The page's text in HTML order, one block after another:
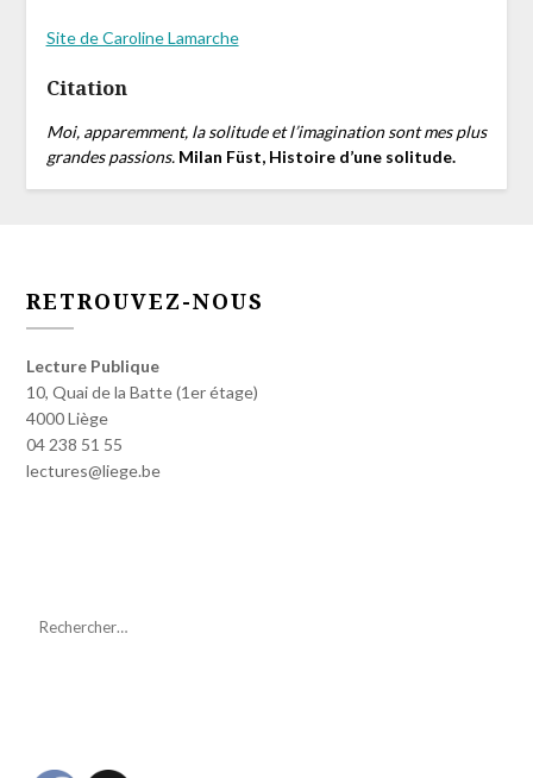
Site de Caroline Lamarche
Citation
Moi, apparemment, la solitude et l’imagination sont mes plus
grandes passions. Milan Füst, Histoire d’une solitude.
RETROUVEZ-NOUS
Lecture Publique
10, Quai de la Batte (1er étage)
4000 Liège
04 238 51 55
lectures@liege.be